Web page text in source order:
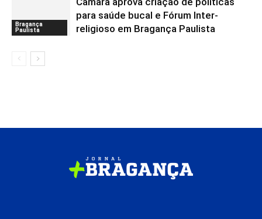
Bragança
Paulista
para saúde bucal e Fórum Inter-
religioso em Bragança Paulista